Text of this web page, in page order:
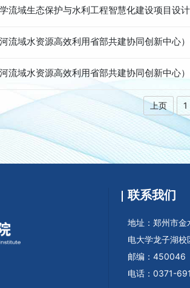
流域生态保护与水利工程智慧化建设项目设
流域水资源高效利用省部共建协同创新中心
流域水资源高效利用省部共建协同创新中心
上页 1
联系我们
地址：郑州市
电大学龙子湖
邮编：450046
电话：0371-